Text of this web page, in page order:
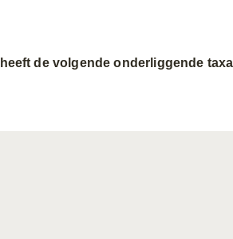
de volgende onderliggende